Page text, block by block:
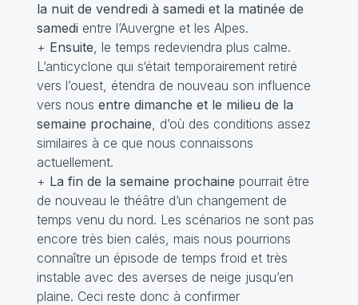
la nuit de vendredi à samedi et la matinée de
samedi entre l’Auvergne et les Alpes.
+ Ensuite, le temps redeviendra plus calme.
L’anticyclone qui s‘était temporairement retiré
vers l’ouest, étendra de nouveau son influence
vers nous entre dimanche et le milieu de la
semaine prochaine, d’où des conditions assez
similaires à ce que nous connaissons
actuellement.
+ La fin de la semaine prochaine pourrait être
de nouveau le théâtre d’un changement de
temps venu du nord. Les scénarios ne sont pas
encore très bien calés, mais nous pourrions
connaître un épisode de temps froid et très
instable avec des averses de neige jusqu’en
plaine. Ceci reste donc à confirmer